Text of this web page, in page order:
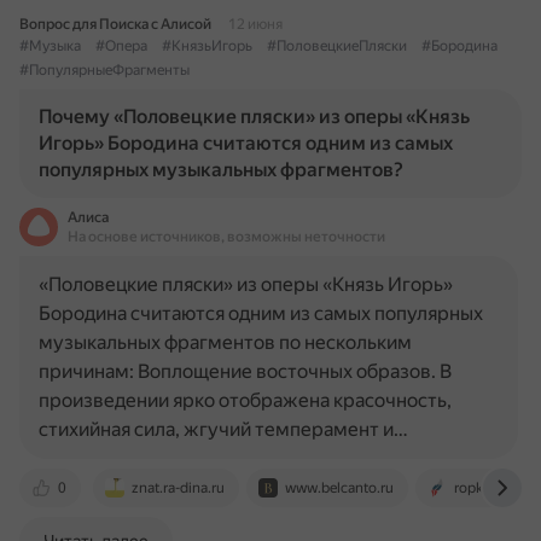
Вопрос для Поиска с Алисой
12 июня
#Музыка
#Опера #КнязьИгорь #ПоловецкиеПляски
#Бородина
#ПопулярныеФрагменты
Почему «Половецкие пляски» из оперы «Князь
Игорь» Бородина считаются одним из самых
популярных музыкальных фрагментов?
Алиса
На основе источников, возможны неточности
0 znat.ra-dina.ru www.belcanto.ru ropkip.ru
«Половецкие пляски» из оперы «Князь Игорь»
Бородина считаются одним из самых популярных
музыкальных фрагментов по нескольким
причинам: Воплощение восточных образов. В
произведении ярко отображена красочность,
стихийная сила, жгучий темперамент и…